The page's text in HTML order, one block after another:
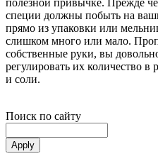
полезной привычке. Прежде
специи должны побыть на
прямо из упаковки или
слишком много или мало.
собственные руки, вы
регулировать их количество в
и соли.
Поиск по сайту